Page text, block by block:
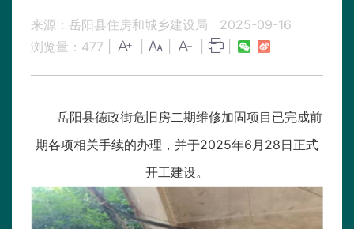
来源：岳阳县住房和城乡建设局
2025-09-16
浏览量： 477
岳阳县德政街危旧房二期维修加固项目已完成前
期各项相关手续的办理，并于2025年6月28日正式
开工建设。